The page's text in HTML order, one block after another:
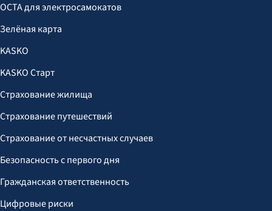
OCTA для электросамокатов
Зелёная карта
KASKO
KASKO Старт
Страхование жилища
Страхование путешествий
Страхование от несчастных случаев
Безопасность с первого дня
Гражданская ответственность
Цифровые риски